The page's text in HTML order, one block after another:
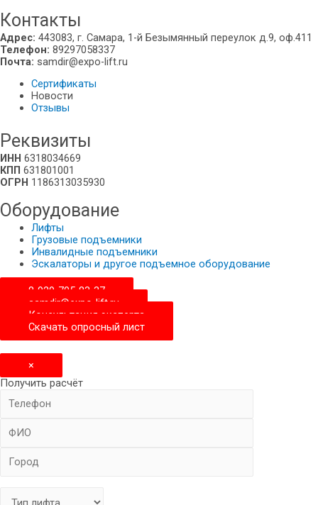
Контакты
Адрес: 443083, г. Самара, 1-й Безымянный переулок д.9, оф.411
Телефон: 89297058337
Почта: samdir@expo-lift.ru
Сертификаты
Новости
Отзывы
Реквизиты
ИНН 6318034669
КПП 631801001
ОГРН 1186313035930
Оборудование
Лифты
Грузовые подъемники
Инвалидные подъемники
Эскалаторы и другое подъемное оборудование
8-929-705-83-37
samdir@expo-lift.ru
Консультация эксперта
Скачать опросный лиcт
×
Получить расчёт